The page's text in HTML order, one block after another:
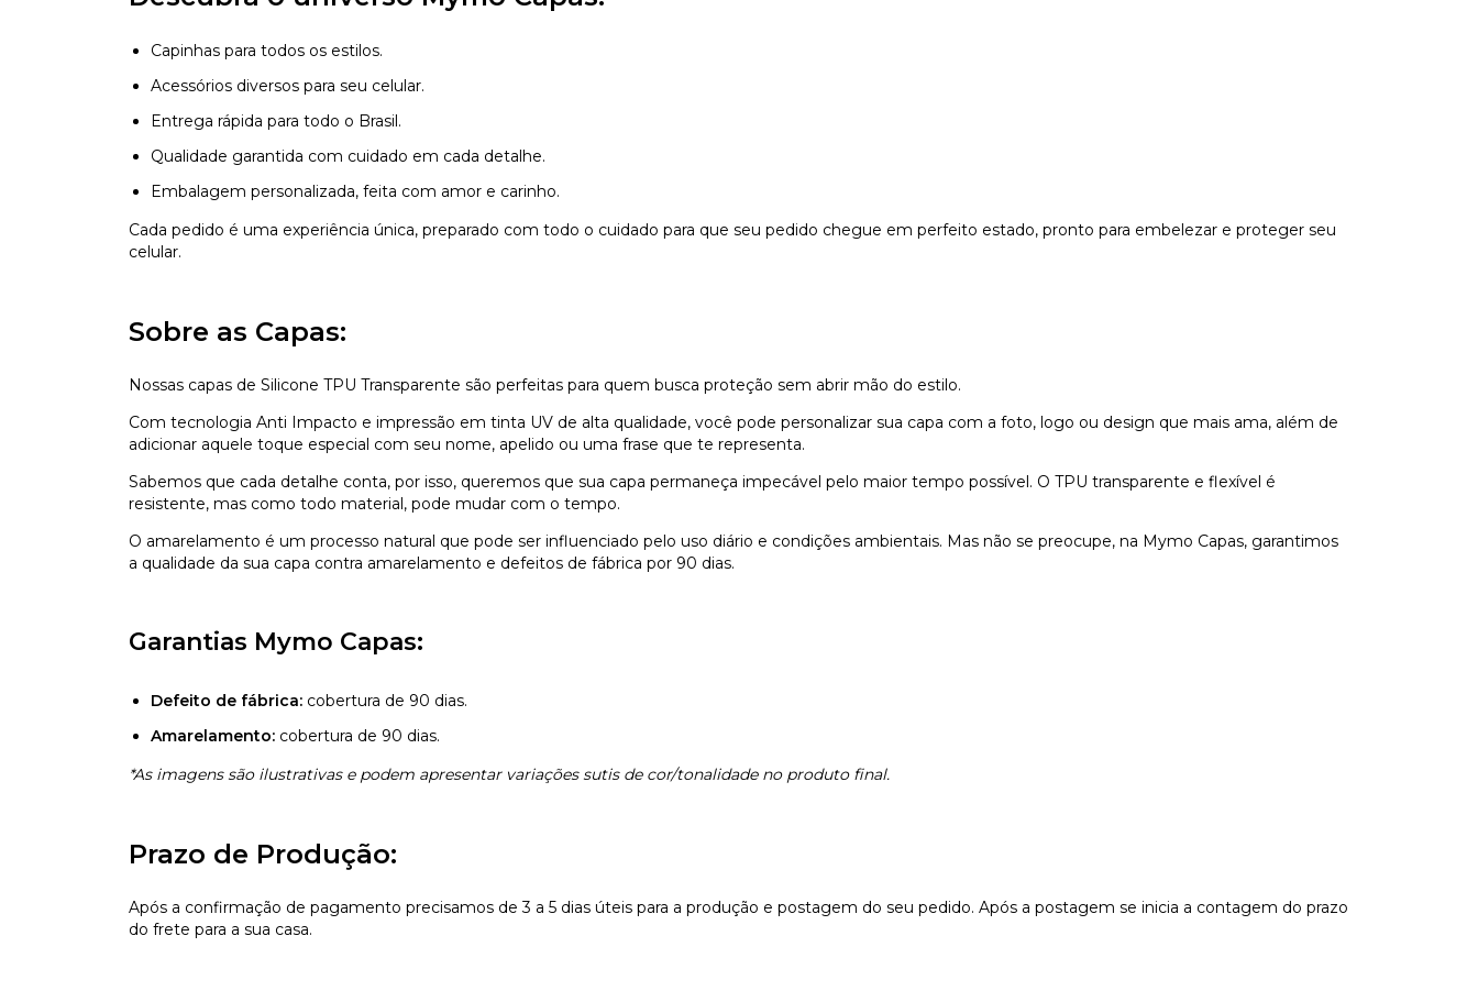
Capinhas para todos os estilos.
Acessórios diversos para seu celular.
Entrega rápida para todo o Brasil.
Qualidade garantida com cuidado em cada detalhe.
Embalagem personalizada, feita com amor e carinho.
Cada pedido é uma experiência única, preparado com todo o cuidado para que seu pedido chegue em perfeito estado, pronto para embelezar e proteger seu
celular.
Sobre as Capas:
Nossas capas de Silicone TPU Transparente são perfeitas para quem busca proteção sem abrir mão do estilo.
Com tecnologia Anti Impacto e impressão em tinta UV de alta qualidade, você pode personalizar sua capa com a foto, logo ou design que mais ama, além de
adicionar aquele toque especial com seu nome, apelido ou uma frase que te representa.
Sabemos que cada detalhe conta, por isso, queremos que sua capa permaneça impecável pelo maior tempo possível. O TPU transparente e flexível é
resistente, mas como todo material, pode mudar com o tempo.
O amarelamento é um processo natural que pode ser influenciado pelo uso diário e condições ambientais. Mas não se preocupe, na Mymo Capas, garantimos
a qualidade da sua capa contra amarelamento e defeitos de fábrica por 90 dias.
Garantias Mymo Capas:
Defeito de fábrica: cobertura de 90 dias.
Amarelamento: cobertura de 90 dias.
*As imagens são ilustrativas e podem apresentar variações sutis de cor/tonalidade no produto final.
Prazo de Produção:
Após a confirmação de pagamento precisamos de 3 a 5 dias úteis para a produção e postagem do seu pedido. Após a postagem se inicia a contagem do prazo
do frete para a sua casa.